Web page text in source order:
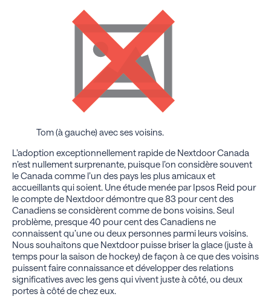
Tom (à gauche) avec ses voisins.
L’adoption exceptionnellement rapide de Nextdoor Canada
n’est nullement surprenante, puisque l’on considère souvent
le Canada comme l’un des pays les plus amicaux et
accueillants qui soient. Une étude menée par Ipsos Reid pour
le compte de Nextdoor démontre que 83 pour cent des
Canadiens se considèrent comme de bons voisins. Seul
problème, presque 40 pour cent des Canadiens ne
connaissent qu’une ou deux personnes parmi leurs voisins.
Nous souhaitons que Nextdoor puisse briser la glace (juste à
temps pour la saison de hockey) de façon à ce que des voisins
puissent faire connaissance et développer des relations
significatives avec les gens qui vivent juste à côté, ou deux
portes à côté de chez eux.